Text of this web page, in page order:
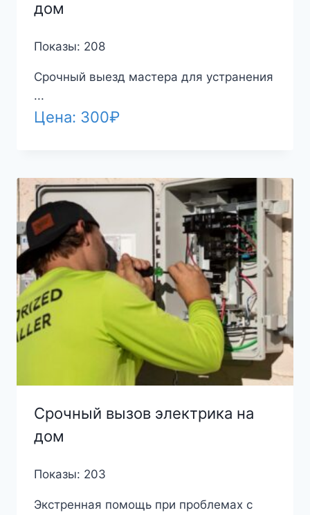
дом
Показы: 208
Срочный выезд мастера для устранения
...
Цена: 300₽
Срочный вызов электрика на
дом
Показы: 203
Экстренная помощь при проблемах с